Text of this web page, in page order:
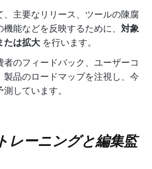
、主要なリリース、ツールの陳腐
能などを反映するために、 対象
たは拡大 を行います。
者のフィードバック、ユーザーコ
製品のロードマップを注視し、今
しています。
レーニングと編集監